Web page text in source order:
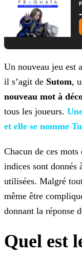
Un nouveau jeu est
il s’agit de Sutom,
nouveau mot à
tous les joueurs.
et elle se nomme
Chacun de ces
indices sont donnés
utilisées. Malgré
même être
donnant la réponse
Quel est